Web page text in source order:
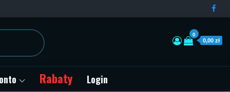
0
0,00 zł
Rabaty Login